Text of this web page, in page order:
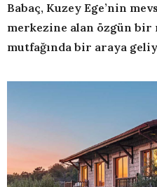
Babaç, Kuzey Ege’nin
merkezine alan özgün bir
mutfağında bir araya